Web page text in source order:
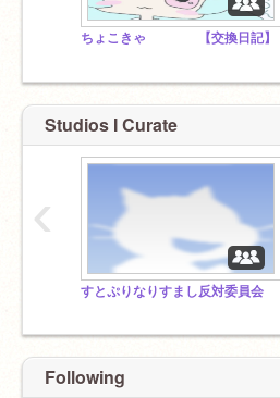
ちょこきゃ 【交換日記】
Studios I Curate
すとぷりなりすまし反対委員会
‹
Following